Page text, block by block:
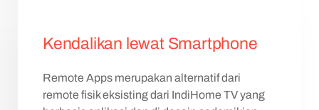
Kendalikan lewat Smartphone
Remote Apps merupakan alternatif dari
remote fisik eksisting dari IndiHome TV yang